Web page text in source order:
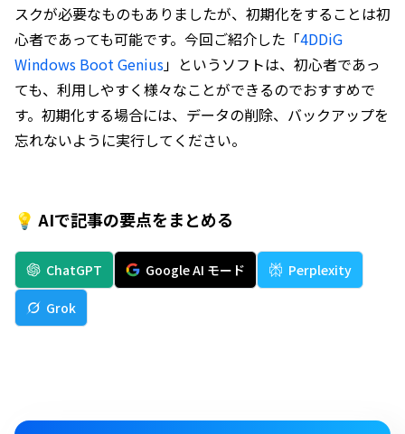
スクが必要なものもありましたが、初期化をすることは初
心者であっても可能です。今回ご紹介した「4DDiG
Windows Boot Genius」というソフトは、初心者であっ
ても、利用しやすく様々なことができるのでおすすめで
す。初期化する場合には、データの削除、バックアップを
忘れないように実行してください。
💡 AIで記事の要点をまとめる
ChatGPT Google AI モード Perplexity
Grok